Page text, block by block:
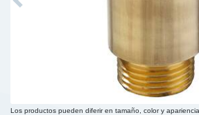
Previous
Los productos pueden diferir en tamaño, color y